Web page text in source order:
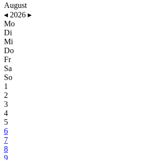
August
◂ 2026 ▸
Mo
Di
Mi
Do
Fr
Sa
So
1
2
3
4
5
6
7
8
9